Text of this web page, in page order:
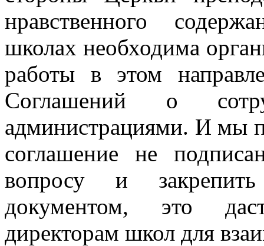
нравственного
школах необходима
работы в этом
Соглашений о
администрациями. И мы
соглашение не
вопросу и
документом, это
директорам школ для